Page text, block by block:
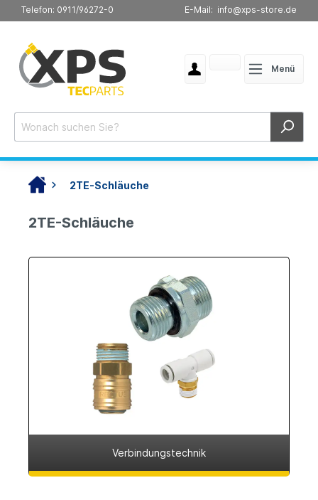
Telefon: 0911/96272-0 E-Mail: info@xps-store.de
Menü
2TE-Schläuche
2TE-Schläuche
Verbindungstechnik